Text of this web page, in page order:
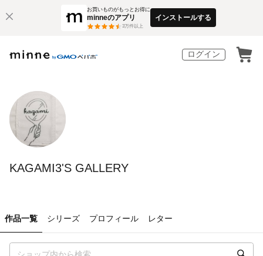
お買いものがもっとお得に
minneのアプリ
3万件以上
インストールする
ログイン
KAGAMI3'S GALLERY
作品一覧 シリーズ プロフィール レター